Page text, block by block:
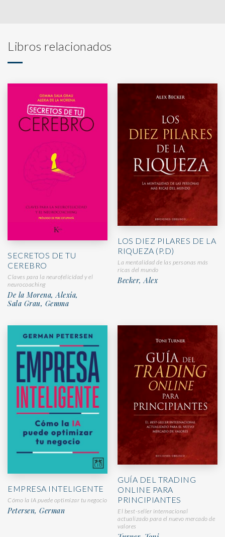
Libros relacionados
SECRETOS DE TU
CEREBRO
Claves para la neurofelicidad y el
neurocoaching
De la Morena, Alexia,
Sala Grau, Gemma
LOS DIEZ PILARES DE LA
RIQUEZA (P.D)
La mentalidad de las personas más
ricas del mundo
Becker, Alex
EMPRESA INTELIGENTE
Cómo la IA puede optimizar tu negocio
Petersen, German
GUÍA DEL TRADING
ONLINE PARA
PRINCIPIANTES
El best-seller internacional
actualizado para el nuevo mercado de
valores